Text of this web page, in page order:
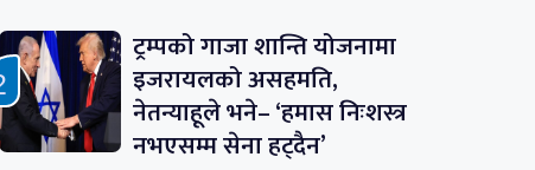
ट्रम्पको गाजा शान्ति योजनामा
इजरायलको असहमति,
नेतन्याहूले भने– ‘हमास निःशस्त्र
नभएसम्म सेना हट्दैन’